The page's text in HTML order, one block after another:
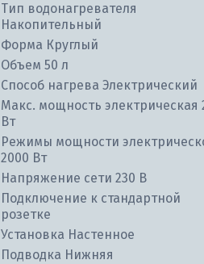
Тип водонагревателя
Накопительный
Форма Круглый
Объем 50 л
Способ нагрева Электрический
Макс. мощность электрическая
Вт
Режимы мощности
2000 Вт
Напряжение сети 230 В
Подключение к стандартной
розетке
Установка Настенное
Подводка Нижняя